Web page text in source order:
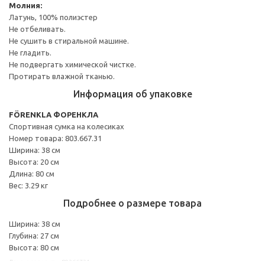
Молния:
Латунь, 100% полиэстер
Не отбеливать.
Не сушить в стиральной машине.
Не гладить.
Не подвергать химической чистке.
Протирать влажной тканью.
Информация об упаковке
FÖRENKLA ФОРЕНКЛА
Спортивная сумка на колесиках
Номер товара: 803.667.31
Ширина: 38 см
Высота: 20 см
Длина: 80 см
Вес: 3.29 кг
Подробнее о размере товара
Ширина: 38 см
Глубина: 27 см
Высота: 80 см